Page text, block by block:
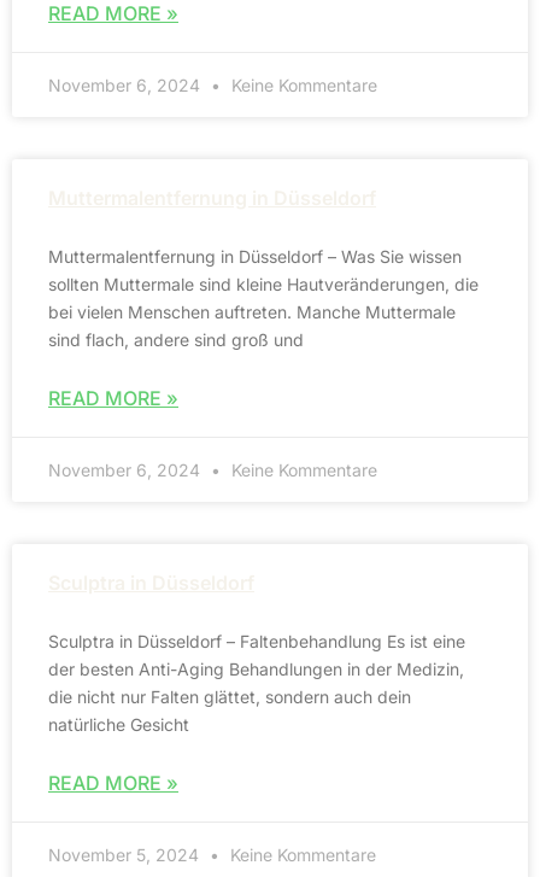
READ MORE »
November 6, 2024 Keine Kommentare
Muttermalentfernung in Düsseldorf – Was Sie wissen
sollten Muttermale sind kleine Hautveränderungen, die
bei vielen Menschen auftreten. Manche Muttermale
sind flach, andere sind groß und
READ MORE »
November 6, 2024 Keine Kommentare
Sculptra in Düsseldorf – Faltenbehandlung Es ist eine
der besten Anti-Aging Behandlungen in der Medizin,
die nicht nur Falten glättet, sondern auch dein
natürliche Gesicht
READ MORE »
November 5, 2024 Keine Kommentare